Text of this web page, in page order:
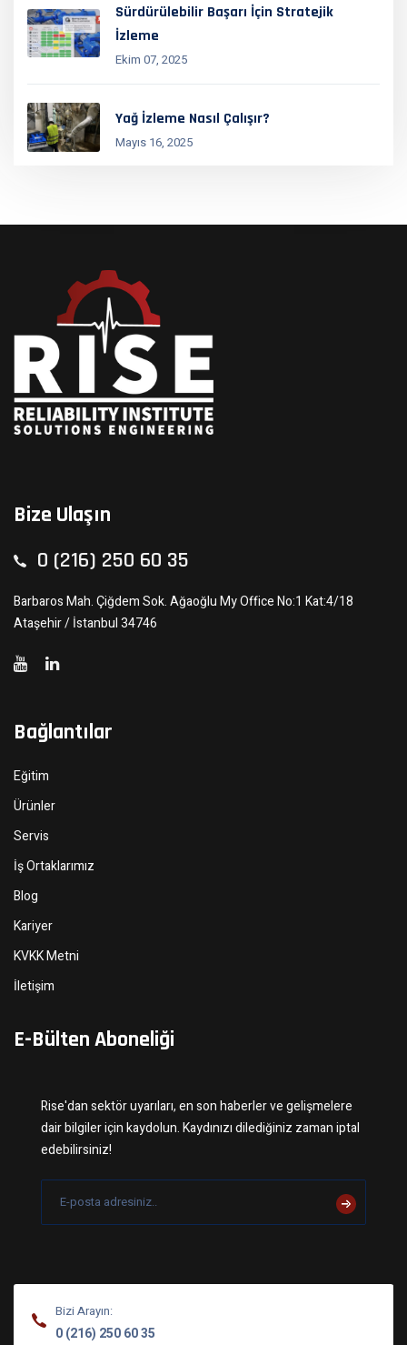
Sürdürülebilir Başarı İçin Stratejik
İzleme
Ekim 07, 2025
Yağ İzleme Nasıl Çalışır?
Mayıs 16, 2025
Bize Ulaşın
0 (216) 250 60 35
Barbaros Mah. Çiğdem Sok. Ağaoğlu My Office No:1 Kat:4/18
Ataşehir / İstanbul 34746
Bağlantılar
Eğitim
Ürünler
Servis
İş Ortaklarımız
Blog
Kariyer
KVKK Metni
İletişim
E-Bülten Aboneliği
Rise'dan sektör uyarıları, en son haberler ve gelişmelere
dair bilgiler için kaydolun. Kaydınızı dilediğiniz zaman iptal
edebilirsiniz!
Bizi Arayın:
0 (216) 250 60 35